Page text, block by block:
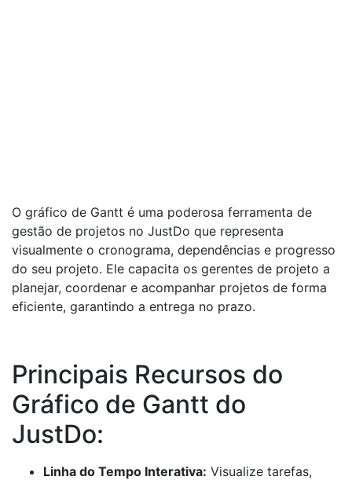
O gráfico de Gantt é uma poderosa ferramenta de
gestão de projetos no JustDo que representa
visualmente o cronograma, dependências e progresso
do seu projeto. Ele capacita os gerentes de projeto a
planejar, coordenar e acompanhar projetos de forma
eficiente, garantindo a entrega no prazo.
Principais Recursos do
Gráfico de Gantt do
JustDo:
Linha do Tempo Interativa: Visualize tarefas,